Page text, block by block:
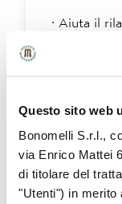
Questo sito web
Bonomelli S.r.l.,
via Enrico Mattei
di titolare del
"Utenti") in merito
· Aiuta il
Favorisce